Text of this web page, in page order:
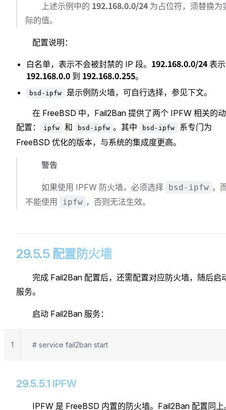
上述示例中的 192.168.0.0/24 为占位符，须替换为
际的值。
配置说明：
白名单，表示不会被封禁的 IP 段。 192.168.0.0/24 表
192.168.0.0 到 192.168.0.255。
bsd-ipfw 是示例防火墙，可自行选择，参见下文。
在 FreeBSD 中，Fail2Ban 提供了两个 IPFW 相关的
配置：
ipfw 和 bsd-ipfw 。其中 bsd-ipfw
系专门为
FreeBSD 优化的版本，与系统的集成度更高。
警告
如果使用 IPFW 防火墙，必须选择 bsd-ipfw ，
不能使用
ipfw ，否则无法生效。
29.5.5 配置防火墙
完成 Fail2Ban 配置后，还需配置对应防火墙，随后启
服务。
启动 Fail2Ban 服务：
# service fail2ban start
1
29.5.5.1 IPFW
IPFW 是 FreeBSD 内置的防火墙。Fail2Ban 配置同上